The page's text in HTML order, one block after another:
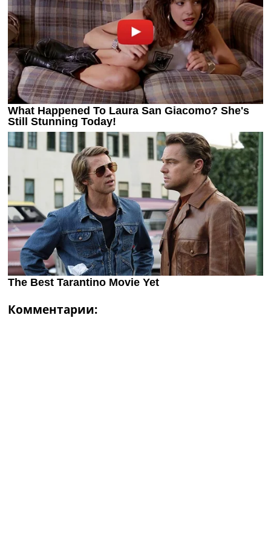
Комментарии: